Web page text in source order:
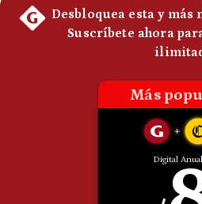
Preguntas
Frecuentes